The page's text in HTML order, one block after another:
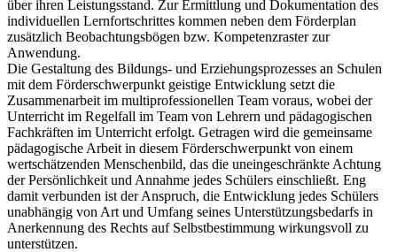
über ihren Leistungsstand. Zur Ermittlung und Dokumentation des
individuellen Lernfortschrittes kommen neben dem Förderplan
zusätzlich Beobachtungsbögen bzw. Kompetenzraster zur
Anwendung.
Die Gestaltung des Bildungs- und Erziehungsprozesses an Schulen
mit dem Förderschwerpunkt geistige Entwicklung setzt die
Zusammenarbeit im multiprofessionellen Team voraus, wobei der
Unterricht im Regelfall im Team von Lehrern und pädagogischen
Fachkräften im Unterricht erfolgt. Getragen wird die gemeinsame
pädagogische Arbeit in diesem Förderschwerpunkt von einem
wertschätzenden Menschenbild, das die uneingeschränkte Achtung
der Persönlichkeit und Annahme jedes Schülers einschließt. Eng
damit verbunden ist der Anspruch, die Entwicklung jedes Schülers
unabhängig von Art und Umfang seines Unterstützungsbedarfs in
Anerkennung des Rechts auf Selbstbestimmung wirkungsvoll zu
unterstützen.